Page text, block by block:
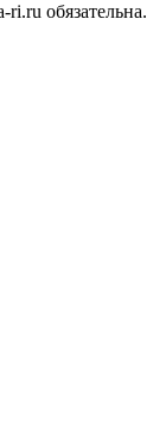
обязательна.